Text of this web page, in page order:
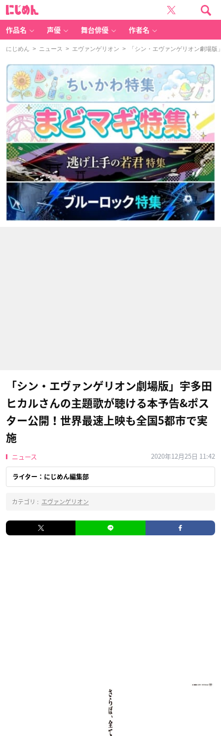
作品名 声優 舞台俳優 作者名
にじめん > ニュース > エヴァンゲリオン > 「シン・エヴァンゲリオン劇場版
「シン・エヴァンゲリオン劇場版」宇多田
ヒカルさんの主題歌が聴ける本予告&ポス
ター公開！世界最速上映も全国5都市で実
施
ニュース 2020年12月25日 11:42
ライター：にじめん編集部
カテゴリ : エヴァンゲリオン